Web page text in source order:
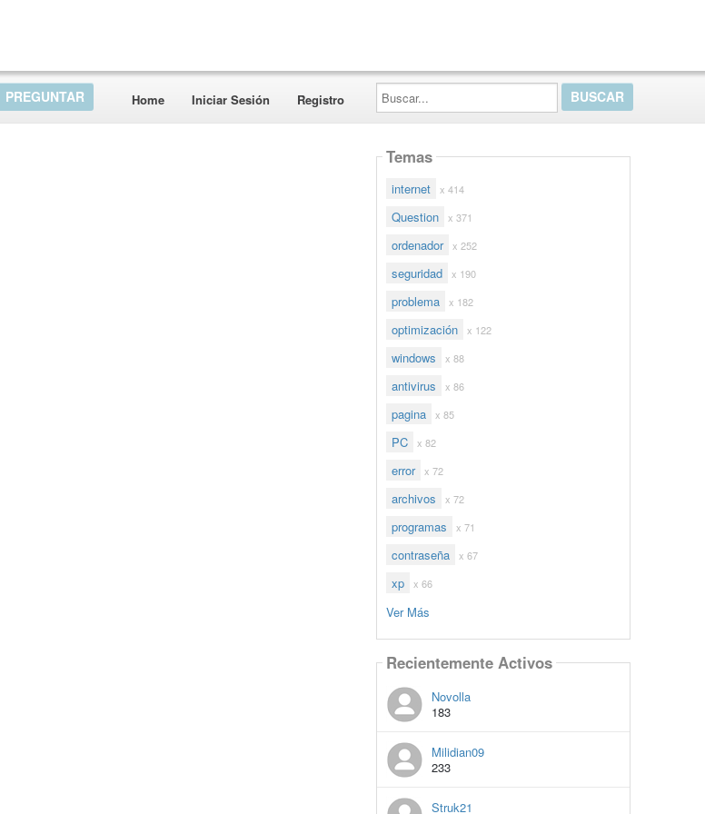
Home Iniciar Sesión Registro
Buscar...
Temas
internet x 414
Question x 371
ordenador x 252
seguridad x 190
problema x 182
optimización x 122
windows x 88
antivirus x 86
pagina x 85
PC x 82
error x 72
archivos x 72
programas x 71
contraseña x 67
xp x 66
Ver Más
Recientemente Activos
Novolla
183
Milidian09
233
Struk21